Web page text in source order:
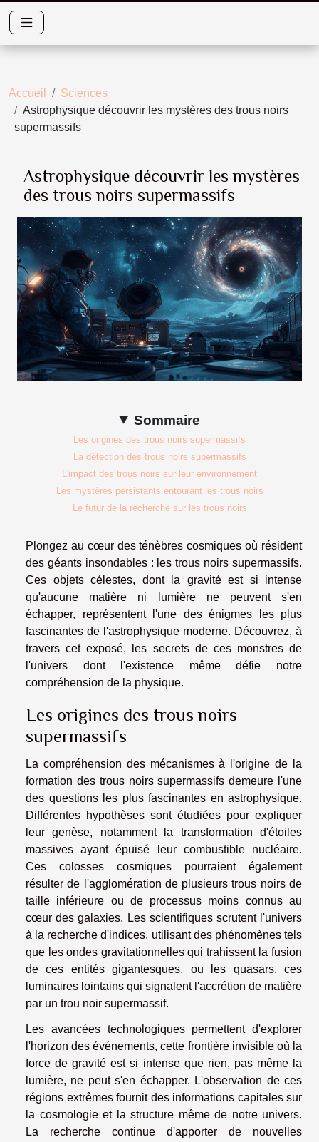
Accueil
Sciences
Astrophysique découvrir les mystères des trous noirs
supermassifs
Astrophysique découvrir les mystères
des trous noirs supermassifs
Sommaire
Les origines des trous noirs supermassifs
La détection des trous noirs supermassifs
L'impact des trous noirs sur leur environnement
Les mystères persistants entourant les trous noirs
Le futur de la recherche sur les trous noirs
Plongez au cœur des ténèbres cosmiques où résident
des géants insondables : les trous noirs supermassifs.
Ces objets célestes, dont la gravité est si intense
qu'aucune matière ni lumière ne peuvent s'en
échapper, représentent l'une des énigmes les plus
fascinantes de l'astrophysique moderne. Découvrez, à
travers cet exposé, les secrets de ces monstres de
l'univers dont l'existence même défie notre
compréhension de la physique.
Les origines des trous noirs
supermassifs
La compréhension des mécanismes à l'origine de la
formation des trous noirs supermassifs demeure l'une
des questions les plus fascinantes en astrophysique.
Différentes hypothèses sont étudiées pour expliquer
leur genèse, notamment la transformation d'étoiles
massives ayant épuisé leur combustible nucléaire.
Ces colosses cosmiques pourraient également
résulter de l'agglomération de plusieurs trous noirs de
taille inférieure ou de processus moins connus au
cœur des galaxies. Les scientifiques scrutent l'univers
à la recherche d'indices, utilisant des phénomènes tels
que les ondes gravitationnelles qui trahissent la fusion
de ces entités gigantesques, ou les quasars, ces
luminaires lointains qui signalent l'accrétion de matière
par un trou noir supermassif.
Les avancées technologiques permettent d'explorer
l'horizon des événements, cette frontière invisible où la
force de gravité est si intense que rien, pas même la
lumière, ne peut s'en échapper. L'observation de ces
régions extrêmes fournit des informations capitales sur
la cosmologie et la structure même de notre univers.
La recherche continue d'apporter de nouvelles